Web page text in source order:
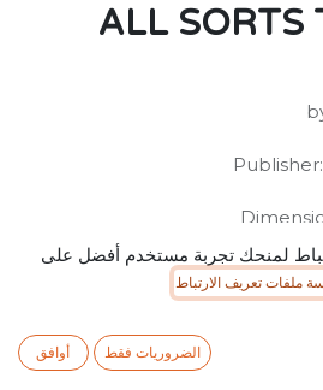
ALL SORTS
Comedy and charm abound in
different personalities.
when - oh no! - their train
Shona do to pass the
لمنحك تجربة مستخدم أفضل على
ملفات تعريف الارتباط
الضروريات فقط أوافق